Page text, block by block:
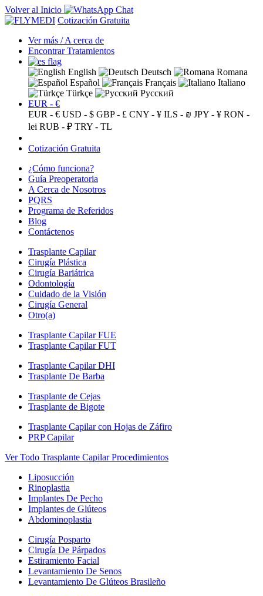
Volver al Inicio
Cotización Gratuita
Ver más / A cerca de
Encontrar Tratamientos
English Deutsch
Romana
Español
Français
Italiano
Türkçe
Русский
EUR - €
EUR - € USD - $ GBP - £ CNY - ¥ ILS - ₪ JPY - ¥ RON -
lei RUB - ₽ TRY - TL
Cotización Gratuita
¿Cómo funciona?
Guía Preoperatoria
A Cerca de Nosotros
PQRS
Programa de Referidos
Blog
Contáctenos
Trasplante Capilar
Cirugía Plástica
Cirugía Bariátrica
Odontología
Cuidado de la Visión
Cirugía General
Otro(a)
Trasplante Capilar FUE
Trasplante Capilar FUT
Trasplante Capilar DHI
Trasplante De Barba
Trasplante de Cejas
Trasplante de Bigote
Trasplante Capilar con Hojas de Záfiro
PRP Capilar
Ver Todo Trasplante Capilar Procedimientos
Liposucción
Rinoplastia
Implantes De Pecho
Implantes de Glúteos
Abdominoplastia
Cirugía Posparto
Cirugía De Párpados
Estiramiento Facial
Levantamiento De Senos
Levantamiento De Glúteos Brasileño